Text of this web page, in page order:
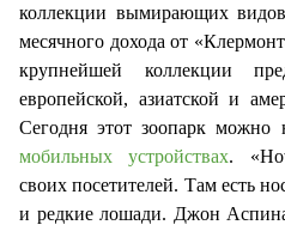
коллекции вымирающих
месячного дохода от
крупнейшей коллекции
европейской, азиатской и
Сегодня этот зоопарк
мобильных устройствах.
своих посетителей. Там есть
и редкие лошади. Джон